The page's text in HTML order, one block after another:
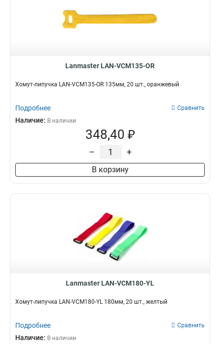
Lanmaster LAN-VCM135-OR
Хомут-липучка LAN-VCM135-OR 135мм, 20 шт., оранжевый
Подробнее Сравнить
Наличие: В наличии
348,40 ₽
– +
В корзину
Lanmaster LAN-VCM180-YL
Хомут-липучка LAN-VCM180-YL 180мм, 20 шт., желтый
Подробнее Сравнить
Наличие: В наличии